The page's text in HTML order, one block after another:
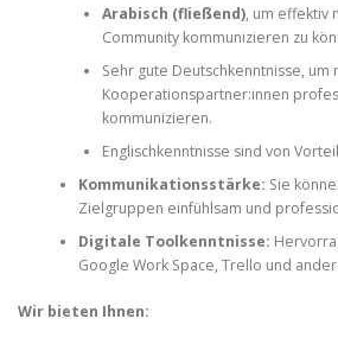
Arabisch (fließend), um effektiv
Community kommunizieren zu
Sehr gute Deutschkenntnisse,
Kooperationspartner:innen
kommunizieren.
Englischkenntnisse sind von Vorteil
Kommunikationsstärke: Sie
Zielgruppen einfühlsam und
Digitale Toolkenntnisse:
Google Work Space, Trello und
Wir bieten Ihnen: